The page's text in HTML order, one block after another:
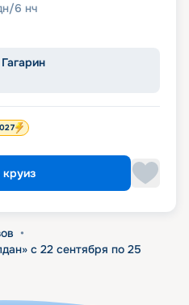
/6 нч
•
с 22 сентября по 25